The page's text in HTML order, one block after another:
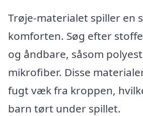
Trøje-materialet spiller en
komforten. Søg efter
og åndbare, såsom
mikrofiber. Disse
fugt væk fra kroppen,
barn tørt under spillet.